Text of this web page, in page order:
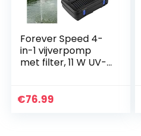
Forever Speed 4-
in-1 vijverpomp
met filter, 11 W UV-
stroomkabel voor
€76.99